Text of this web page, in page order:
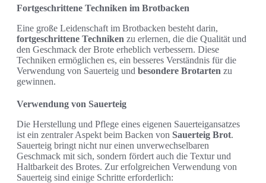
Fortgeschrittene Techniken im Brotbacken
Eine große Leidenschaft im Brotbacken besteht darin,
fortgeschrittene Techniken zu erlernen, die die Qualität und
den Geschmack der Brote erheblich verbessern. Diese
Techniken ermöglichen es, ein besseres Verständnis für die
Verwendung von Sauerteig und besondere Brotarten zu
gewinnen.
Verwendung von Sauerteig
Die Herstellung und Pflege eines eigenen Sauerteigansatzes
ist ein zentraler Aspekt beim Backen von Sauerteig Brot.
Sauerteig bringt nicht nur einen unverwechselbaren
Geschmack mit sich, sondern fördert auch die Textur und
Haltbarkeit des Brotes. Zur erfolgreichen Verwendung von
Sauerteig sind einige Schritte erforderlich: